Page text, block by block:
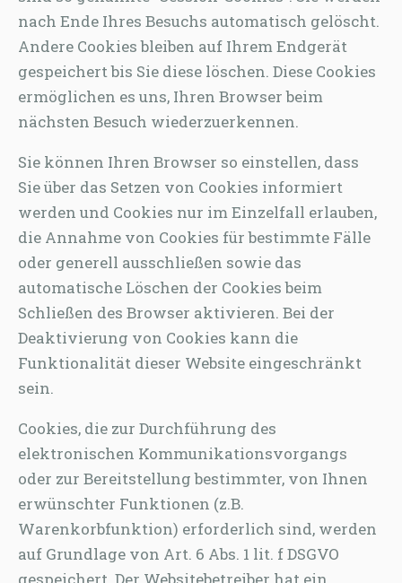
nach Ende Ihres Besuchs automatisch gelöscht.
Andere Cookies bleiben auf Ihrem Endgerät
gespeichert bis Sie diese löschen. Diese Cookies
ermöglichen es uns, Ihren Browser beim
nächsten Besuch wiederzuerkennen.
Sie können Ihren Browser so einstellen, dass
Sie über das Setzen von Cookies informiert
werden und Cookies nur im Einzelfall erlauben,
die Annahme von Cookies für bestimmte Fälle
oder generell ausschließen sowie das
automatische Löschen der Cookies beim
Schließen des Browser aktivieren. Bei der
Deaktivierung von Cookies kann die
Funktionalität dieser Website eingeschränkt
sein.
Cookies, die zur Durchführung des
elektronischen Kommunikationsvorgangs
oder zur Bereitstellung bestimmter, von Ihnen
erwünschter Funktionen (z.B.
Warenkorbfunktion) erforderlich sind, werden
auf Grundlage von Art. 6 Abs. 1 lit. f DSGVO